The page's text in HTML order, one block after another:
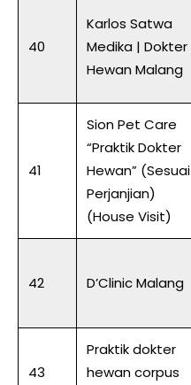
40
Karlos Satwa
Medika | Dokter
Hewan Malang
41
Sion Pet Care
“Praktik Dokter
Hewan” (Sesuai
Perjanjian)
(House Visit)
42 D’Clinic Malang
43
Praktik dokter
hewan corpus